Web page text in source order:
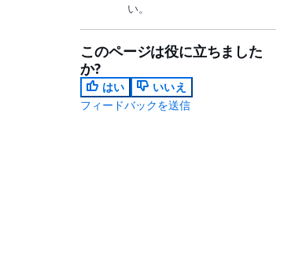
い。
このページは役に立ちました
か?
はい
いいえ
フィードバックを送信